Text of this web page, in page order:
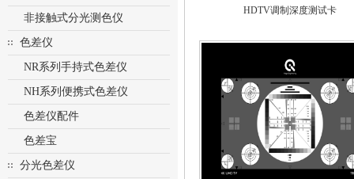
非接触式分光测色仪
色差仪
NR系列手持式色差仪
NH系列便携式色差仪
色差仪配件
色差宝
分光色差仪
HDTV调制深度测试卡